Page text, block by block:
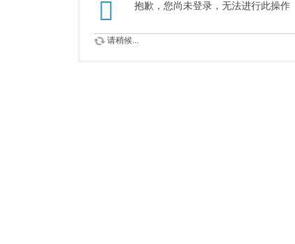
抱歉，您尚未登录，无法进行此操作
请稍候...